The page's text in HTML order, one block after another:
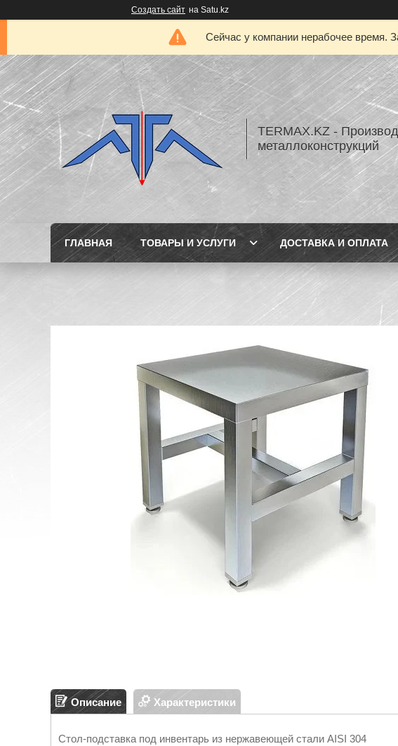
Создать сайт на Satu.kz
Сейчас у компании нерабочее время.
TERMAX.KZ -
металлоконструкций
ГЛАВНАЯ ТОВАРЫ И УСЛУГИ ДОСТАВКА И ОПЛАТА
Описание Характеристики
Стол-подставка под инвентарь из нержавеющей стали AISI 304